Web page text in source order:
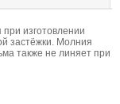
изготовлении
застёжки. Молния
также не линяет при